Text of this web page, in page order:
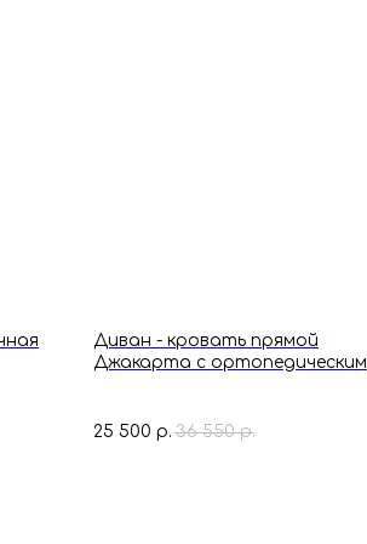
Диван - кровать прямой
Джакарта с ортопедическим
25 500 р. 36 550 р.